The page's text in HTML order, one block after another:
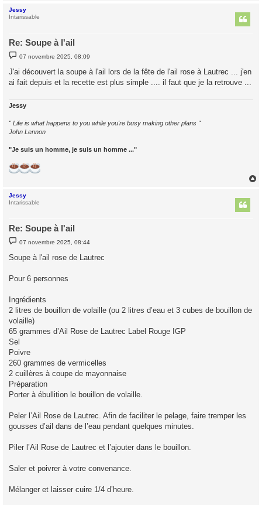
Jessy
Intarissable
Re: Soupe à l'ail
M
e
s
s
a
07 novembre 2025, 08:09
J'ai découvert la soupe à l'ail lors de la fête de l'ail rose à Lautrec ... j'en
ai fait depuis et la recette est plus simple .... il faut que je la retrouve ...
Jessy
" Life is what happens to you while you're busy making other plans "
John Lennon
"Je suis un homme, je suis un homme ..."
Jessy
Intarissable
Re: Soupe à l'ail
M
e
s
e
07 novembre 2025, 08:44
Soupe à l'ail rose de Lautrec
Pour 6 personnes
Ingrédients
2 litres de bouillon de volaille (ou 2 litres d’eau et 3 cubes de bouillon de
volaille)
65 grammes d’Ail Rose de Lautrec Label Rouge IGP
Sel
Poivre
260 grammes de vermicelles
2 cuillères à coupe de mayonnaise
Préparation
Porter à ébullition le bouillon de volaille.
Peler l’Ail Rose de Lautrec. Afin de faciliter le pelage, faire tremper les
gousses d’ail dans de l’eau pendant quelques minutes.
Piler l’Ail Rose de Lautrec et l’ajouter dans le bouillon.
Saler et poivrer à votre convenance.
Mélanger et laisser cuire 1/4 d’heure.